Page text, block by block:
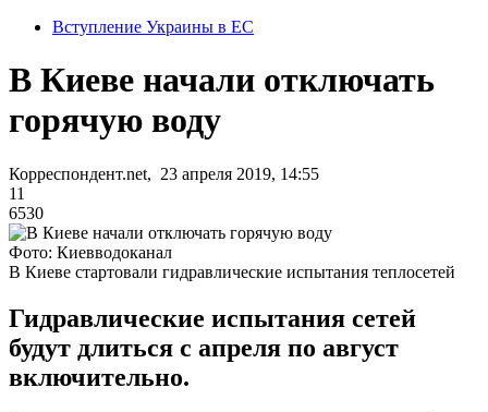
Вступление Украины в ЕС
В Киеве начали отключать
горячую воду
Корреспондент.net, 23 апреля 2019, 14:55
11
6530
Фото: Киевводоканал
В Киеве стартовали гидравлические испытания теплосетей
Гидравлические испытания сетей
будут длиться с апреля по август
включительно.